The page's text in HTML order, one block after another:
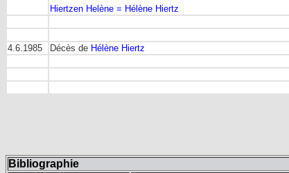
Hiertzen Helène = Hélène Hiertz
4.6.1985 Décès de Hélène Hiertz
Bibliographie